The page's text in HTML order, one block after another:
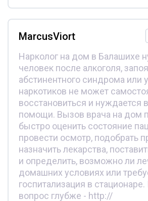
MarcusViort
Нарколог на дом в Балашихе
человек после алкоголя,
абстинентного синдрома или
наркотиков не может
восстановиться и нуждается
помощи. Вызов врача на дом
быстро оценить состояние
провести осмотр, подобрать
назначить лекарства,
и определить, возможно ли
домашних условиях или
госпитализация в стационаре.
вопрос глубже - http://